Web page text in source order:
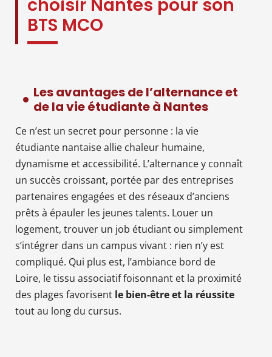
choisir Nantes pour son
BTS MCO
Les avantages de l’alternance et
de la vie étudiante à Nantes
Ce n’est un secret pour personne : la vie
étudiante nantaise allie chaleur humaine,
dynamisme et accessibilité. L’alternance y connaît
un succès croissant, portée par des entreprises
partenaires engagées et des réseaux d’anciens
prêts à épauler les jeunes talents. Louer un
logement, trouver un job étudiant ou simplement
s’intégrer dans un campus vivant : rien n’y est
compliqué. Qui plus est, l’ambiance bord de
Loire, le tissu associatif foisonnant et la proximité
des plages favorisent le bien-être et la réussite
tout au long du cursus.